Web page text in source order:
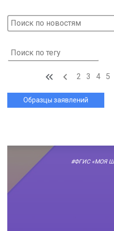
2 3 4 5
Образцы заявлений
#ФГИС «МОЯ